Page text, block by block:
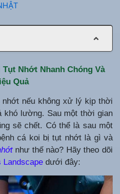
Nhớt Nhanh Chóng Và
Quả
nếu không xử lý kịp thời
khó lường. Sau một thời gian
sẽ chết. Có thể là sau một
cá koi bị tụt nhớt là gì và
như thế nào? Hãy theo dõi
Landscape dưới đây: